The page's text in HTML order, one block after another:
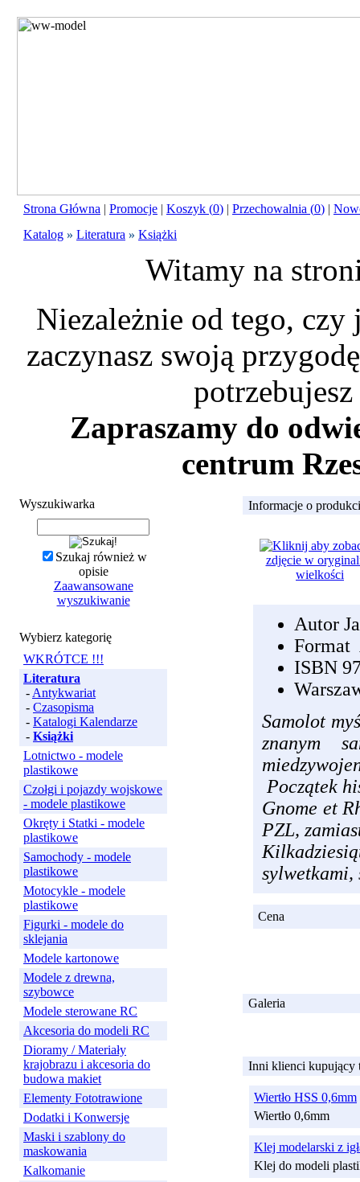
Strona Główna | Promocje | Koszyk (0) | Przechowalnia (0) |
Katalog » Literatura » Książki
Witamy na
Niezależnie od tego, czy
zaczynasz swoją
Zapraszamy do
centrum
Wyszukiwarka
Szukaj również w
opisie
Zaawansowane
wyszukiwanie
Wybierz kategorię
WKRÓTCE !!!
Literatura
- Antykwariat
- Czasopisma
- Katalogi Kalendarze
- Książki
Lotnictwo - modele
plastikowe
Czołgi i pojazdy wojskowe
- modele plastikowe
Okręty i Statki - modele
plastikowe
Samochody - modele
plastikowe
Motocykle - modele
plastikowe
Figurki - modele do
sklejania
Modele kartonowe
Modele z drewna,
szybowce
Modele sterowane RC
Akcesoria do modeli RC
Dioramy / Materiały
krajobrazu i akcesoria do
budowa makiet
Elementy Fototrawione
Dodatki i Konwersje
Maski i szablony do
maskowania
Kalkomanie
Informacje o
Autor
Format
ISBN
Samolot
znanym
Początek
Gnome et
PZL,
sylwetkami,
Cena
Galeria
Inni klienci kupujący
Wiertło HSS 0,6mm
Wiertło 0,6mm
Klej modelarski z
Klej do modeli